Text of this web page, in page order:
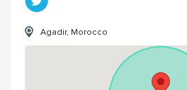
Agadir, Morocco